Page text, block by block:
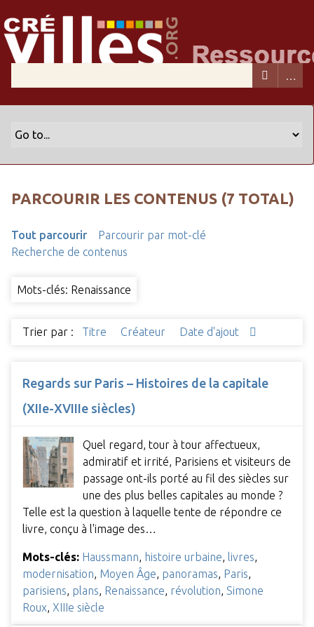
PARCOURIR LES CONTENUS (7 TOTAL)
Tout parcourir
Parcourir par mot-clé
Recherche de contenus
Mots-clés: Renaissance
Trier par : Titre Créateur Date d'ajout
Regards sur Paris – Histoires de la capitale
(XIIe-XVIIIe siècles)
Quel regard, tour à tour affectueux,
admiratif et irrité, Parisiens et visiteurs de
passage ont-ils porté au fil des siècles sur
une des plus belles capitales au monde ?
Telle est la question à laquelle tente de répondre ce
livre, conçu à l'image des…
Mots-clés: Haussmann histoire urbaine livres
modernisation Moyen Âge panoramas Paris
parisiens plans Renaissance révolution Simone
Roux XIIIe siècle